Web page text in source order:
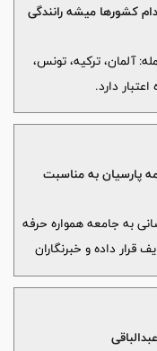
کشورها میشه رانندگی
آلمان، ترکیه، تونس،
دارد.
پارسیان به مناسبت
به جامعه همواره حرفه
داده و خبرنگاران